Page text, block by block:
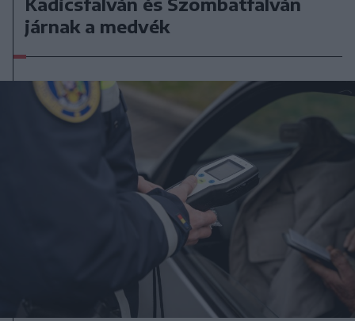
járnak a medvék